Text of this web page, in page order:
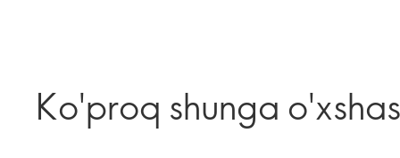
Ko'proq shunga